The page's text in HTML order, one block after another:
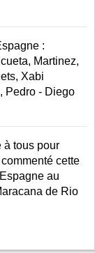
:
Martinez,
Xabi
Pedro - Diego
à tous pour
cette
au
de Rio